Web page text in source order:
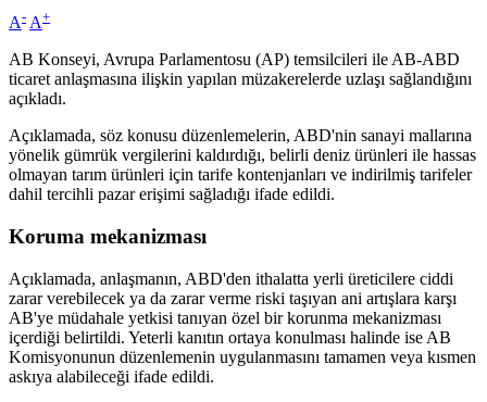
A- A+
AB Konseyi, Avrupa Parlamentosu (AP) temsilcileri ile AB-ABD
ticaret anlaşmasına ilişkin yapılan müzakerelerde uzlaşı sağlandığını
açıkladı.
Açıklamada, söz konusu düzenlemelerin, ABD'nin sanayi mallarına
yönelik gümrük vergilerini kaldırdığı, belirli deniz ürünleri ile hassas
olmayan tarım ürünleri için tarife kontenjanları ve indirilmiş tarifeler
dahil tercihli pazar erişimi sağladığı ifade edildi.
Koruma mekanizması
Açıklamada, anlaşmanın, ABD'den ithalatta yerli üreticilere ciddi
zarar verebilecek ya da zarar verme riski taşıyan ani artışlara karşı
AB'ye müdahale yetkisi tanıyan özel bir korunma mekanizması
içerdiği belirtildi. Yeterli kanıtın ortaya konulması halinde ise AB
Komisyonunun düzenlemenin uygulanmasını tamamen veya kısmen
askıya alabileceği ifade edildi.